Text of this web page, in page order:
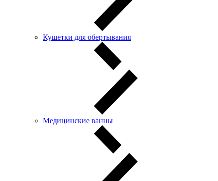
Кушетки для обертывания
Медицинские ванны